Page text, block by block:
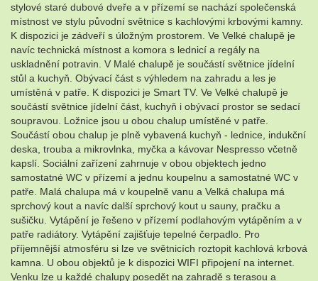
stylové staré dubové dveře a v přízemí se nachází společenská
místnost ve stylu původní světnice s kachlovými krbovými kamny.
K dispozici je zádveří s úložným prostorem. Ve Velké chalupě je
navíc technická místnost a komora s lednicí a regály na
uskladnění potravin. V Malé chalupě je součástí světnice jídelní
stůl a kuchyň. Obývací část s výhledem na zahradu a les je
umístěná v patře. K dispozici je Smart TV. Ve Velké chalupě je
součástí světnice jídelní část, kuchyň i obývací prostor se sedací
soupravou. Ložnice jsou u obou chalup umístěné v patře.
Součástí obou chalup je plně vybavená kuchyň - lednice, indukční
deska, trouba a mikrovlnka, myčka a kávovar Nespresso včetně
kapslí. Sociální zařízení zahrnuje v obou objektech jedno
samostatné WC v přízemí a jednu koupelnu a samostatné WC v
patře. Malá chalupa má v koupelně vanu a Velká chalupa má
sprchový kout a navíc další sprchový kout u sauny, pračku a
sušičku. Vytápění je řešeno v přízemí podlahovým vytápěním a v
patře radiátory. Vytápění zajišťuje tepelné čerpadlo. Pro
příjemnější atmosféru si lze ve světnicích roztopit kachlová krbová
kamna. U obou objektů je k dispozici WIFI připojení na internet.
Venku lze u každé chalupy posedět na zahradě s terasou a